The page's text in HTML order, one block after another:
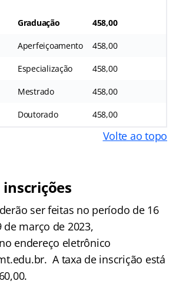
Graduação 458,00
Aperfeiçoamento 458,00
Especialização 458,00
Mestrado 458,00
Doutorado 458,00
Volte ao topo
inscrições
ser feitas no período de 16
de março de 2023,
endereço eletrônico
.A taxa de inscrição está